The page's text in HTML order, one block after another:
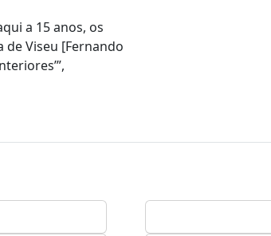
a 15 anos, os
de Viseu [Fernando